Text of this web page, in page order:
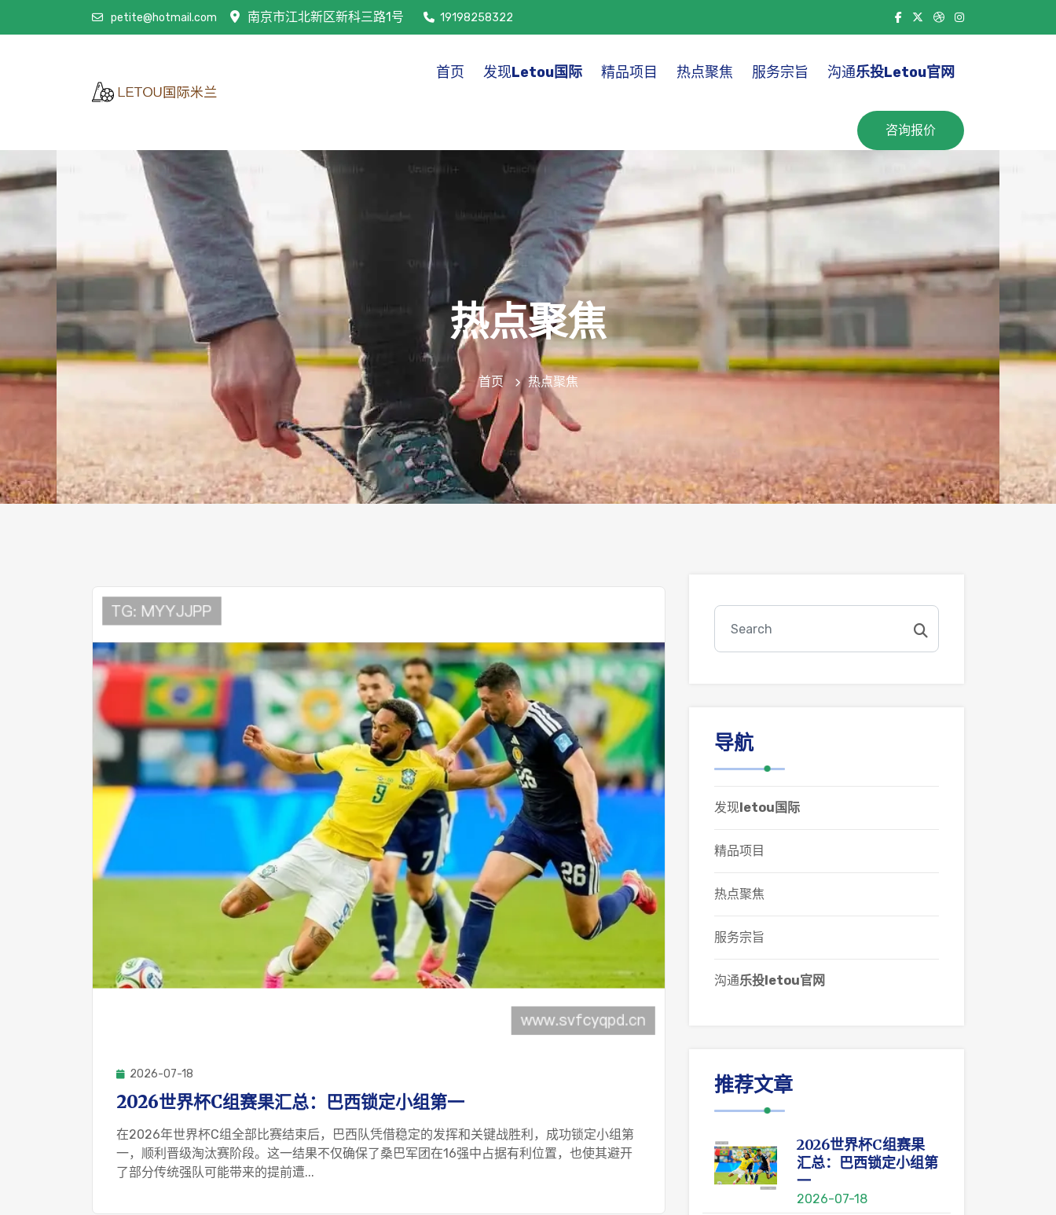
petite@hotmail.com 南京市江北新区新科三路1号 19198258322
首页 发现Letou国际 精品项目 热点聚焦 服务宗旨 沟通乐投letou官网
咨询报价
热点聚焦
首页 热点聚焦
2026-07-18
2026世界杯C组赛果汇总：巴西锁定小组第一
在2026年世界杯C组全部比赛结束后，巴西队凭借稳定的发挥和关键战胜利，成功锁定小组第
一，顺利晋级淘汰赛阶段。这一结果不仅确保了桑巴军团在16强中占据有利位置，也使其避开
了部分传统强队可能带来的提前遭...
导航
发现letou国际
精品项目
热点聚焦
服务宗旨
沟通乐投letou官网
推荐文章
2026世界杯C组赛果
汇总：巴西锁定小组第
一
2026-07-18